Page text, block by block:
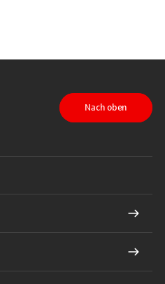
auf YouTube
auf TikTok
Nach oben